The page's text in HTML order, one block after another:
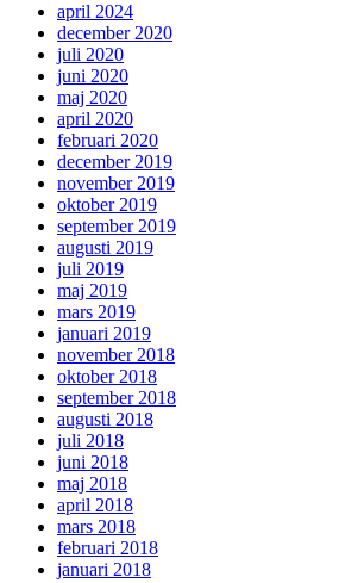
april 2024
december 2020
juli 2020
juni 2020
maj 2020
april 2020
februari 2020
december 2019
november 2019
oktober 2019
september 2019
augusti 2019
juli 2019
maj 2019
mars 2019
januari 2019
november 2018
oktober 2018
september 2018
augusti 2018
juli 2018
juni 2018
maj 2018
april 2018
mars 2018
februari 2018
januari 2018